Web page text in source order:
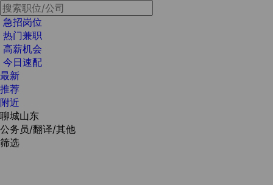
急招岗位
热门兼职
高薪机会
今日速配
最新
推荐
附近
聊城山东
公务员/翻译/其他
筛选